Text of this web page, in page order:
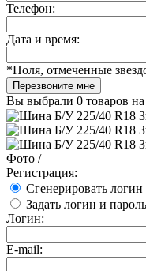
Телефон:
Дата и время:
*Поля, отмеченные
Перезвоните мне
Вы выбрали 0 товаров
Фото /
Регистрация:
Сгенерировать логин
Задать логин и пароль
Логин:
E-mail: